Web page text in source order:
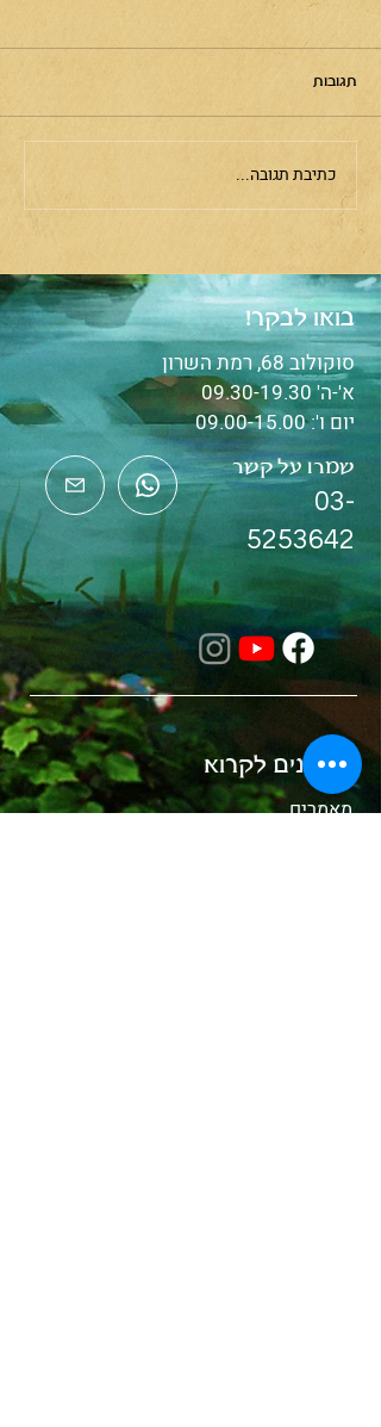
האנקח'
תגובות
כתיבת תגובה...
בואו לבקר!
סוקולוב 68, רמת השרון
א'-ה'09.30-19.30
יום ו':09.00-15.00
שמרו על קשר
03-
5253642
מוזמנים לקרוא
מאמרים